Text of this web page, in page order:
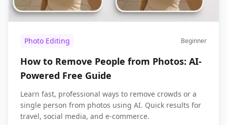
Photo Editing Beginner
How to Remove People from Photos: AI-
Powered Free Guide
Learn fast, professional ways to remove crowds or a
single person from photos using AI. Quick results for
travel, social media, and e-commerce.